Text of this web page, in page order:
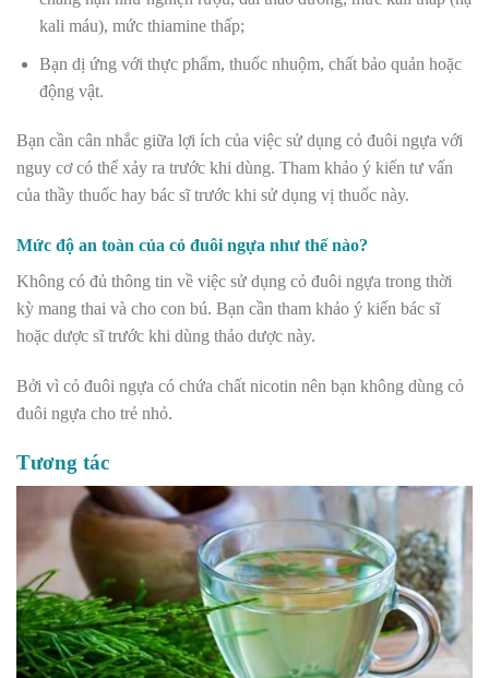
kali máu), mức thiamine thấp;
Bạn dị ứng với thực phẩm, thuốc nhuộm, chất bảo quản hoặc
động vật.
Bạn cần cân nhắc giữa lợi ích của việc sử dụng cỏ đuôi ngựa với
nguy cơ có thể xảy ra trước khi dùng. Tham khảo ý kiến tư vấn
của thầy thuốc hay bác sĩ trước khi sử dụng vị thuốc này.
Mức độ an toàn của cỏ đuôi ngựa như thế nào?
Không có đủ thông tin về việc sử dụng cỏ đuôi ngựa trong thời
kỳ mang thai và cho con bú. Bạn cần tham khảo ý kiến bác sĩ
hoặc dược sĩ trước khi dùng thảo dược này.
Bởi vì cỏ đuôi ngựa có chứa chất nicotin nên bạn không dùng cỏ
đuôi ngựa cho trẻ nhỏ.
Tương tác